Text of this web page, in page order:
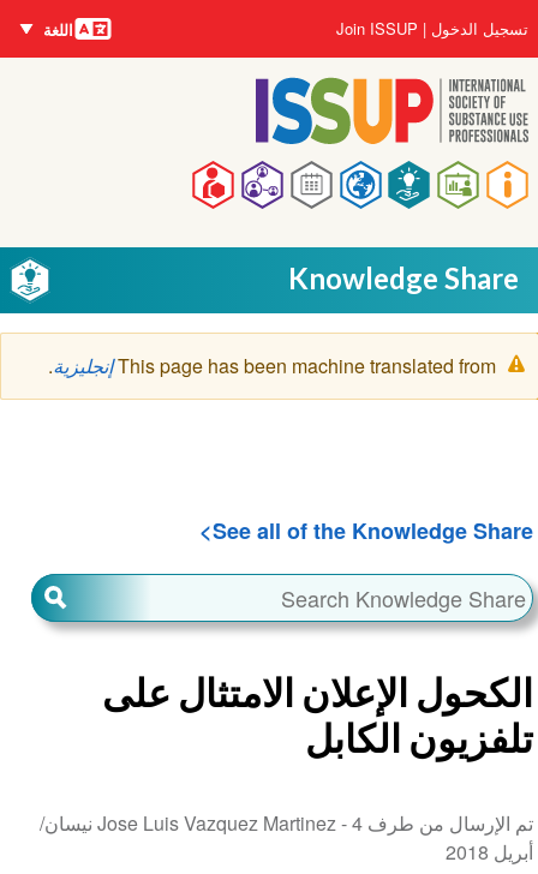
إلى
المحتوى
الرئيسي
Main
navigation
User
account
menu
تسجيل الدخول Join ISSUP اللغات
اللغة
Knowledge Share
رسالة
التحذير
This page has been machine translated fromإنجليزية.
See all of the Knowledge Share
الكحول الإعلان الامتثال على
تلفزيون الكابل
تم الإرسال من طرف Jose Luis Vazquez Martinez -
4 نيسان/
أبريل 2018